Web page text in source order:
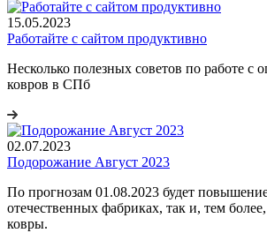
15.05.2023
Работайте с сайтом продуктивно
Несколько полезных советов по работе с
ковров в СПб
02.07.2023
Подорожание Август 2023
По прогнозам 01.08.2023 будет
отечественных фабриках, так и, тем
ковры.